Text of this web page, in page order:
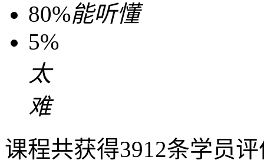
80%能听懂
5%
太
难
课程共获得3912条学员